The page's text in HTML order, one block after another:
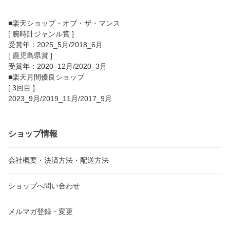
■楽天ショップ・オブ・ザ・マンス
[ 腕時計ジャンル賞 ]
受賞年：2025_5月/2018_6月
[ 鹿児島県賞 ]
受賞年：2020_12月/2020_3月
■楽天月間優良ショップ
[ 3回目 ]
2023_9月/2019_11月/2017_9月
ショップ情報
会社概要・決済方法・配送方法
ショップへ問い合わせ
メルマガ登録・変更